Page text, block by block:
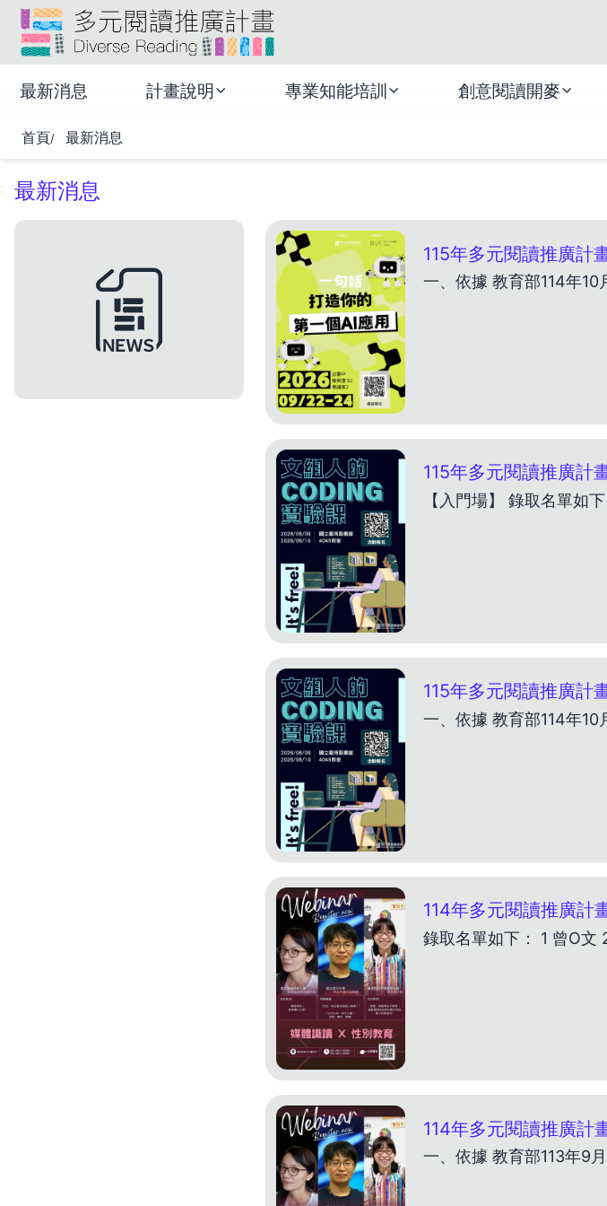
區
多元閱讀推廣計畫
最新消息 計畫說明 專業知能培訓 創意閱讀開麥
首頁 最新消息
最新消息
115年多元閱讀推廣計
【入門場】 錄取名單如
115年多元閱讀推廣計
114年多元閱讀推廣計
錄取名單如下： 1 曾O文
114年多元閱讀推廣計